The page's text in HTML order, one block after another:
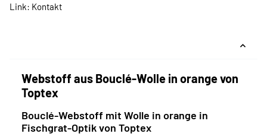
Link: Kontakt
Webstoff aus Bouclé-Wolle in orange von
Toptex
Bouclé-Webstoff mit Wolle in orange in
Fischgrat-Optik von Toptex